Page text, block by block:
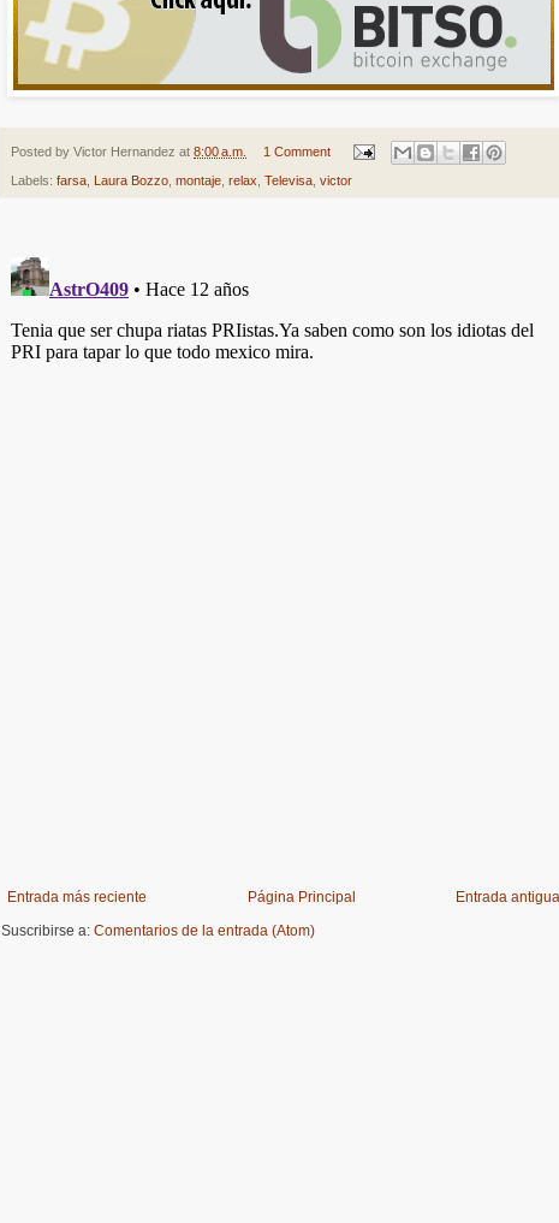
Posted by Victor Hernandez at 8:00 a.m. 1 Comment
Labels: farsa Laura Bozzo montaje relax Televisa victor
Entrada más reciente Entrada antigua
Página Principal
Suscribirse a: Comentarios de la entrada (Atom)